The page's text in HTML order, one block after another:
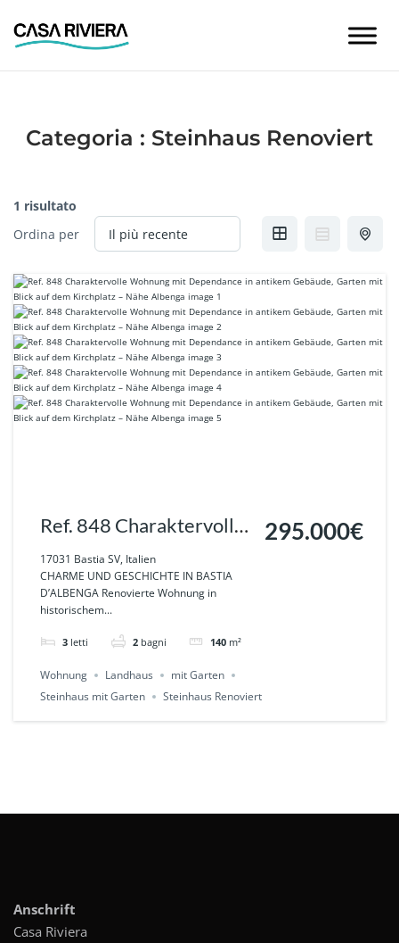
Categoria : Steinhaus Renoviert
1 risultato
Ordina per
Ref. 848 Charaktervolle
Wohnung mit
Dependance in antikem
Gebäude, Garten mit
Blick auf dem Kirchplatz
– Nähe Albenga
17031 Bastia SV, Italien
CHARME UND GESCHICHTE IN BASTIA
D’ALBENGA Renovierte Wohnung in
historischem...
3 letti 2 bagni 140 m²
295.000€
Wohnung Landhaus
mit Garten
Steinhaus mit Garten
Steinhaus Renoviert
Anschrift
Casa Riviera